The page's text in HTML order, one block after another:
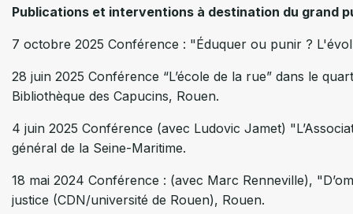
Publications et interventions à destination du grand
7 octobre 2025 Conférence : "Éduquer ou punir ?
28 juin 2025 Conférence “L’école de la rue” dans le
Bibliothèque des Capucins, Rouen.
4 juin 2025 Conférence (avec Ludovic Jamet)
général de la Seine-Maritime.
18 mai 2024 Conférence : (avec Marc Renneville),
justice (CDN/université de Rouen), Rouen.